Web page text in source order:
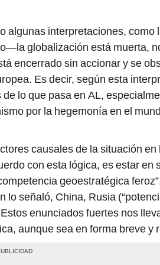
algunas interpretaciones, como
globalización está muerta,
encerrado sin accionar y se
Es decir, según esta
lo que pasa en AL,
por la hegemonía en el
causales de la situación en
con esta lógica, es estar en
geoestratégica
lo señaló, China, Rusia
enunciados fuertes nos
aunque sea en forma breve y